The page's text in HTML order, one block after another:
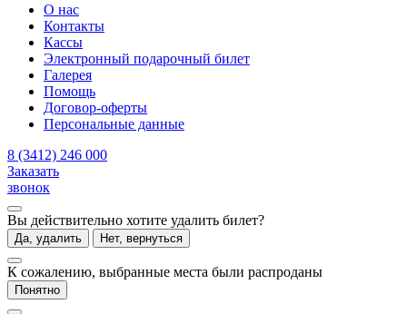
О нас
Контакты
Кассы
Электронный подарочный билет
Галерея
Помощь
Договор-оферты
Персональные данные
8 (3412) 246 000
Заказать
звонок
Вы действительно хотите удалить билет?
Да, удалить Нет, вернуться
К сожалению, выбранные места были распроданы
Понятно